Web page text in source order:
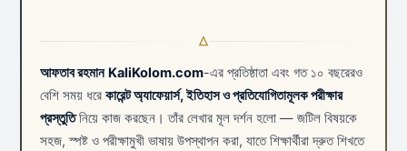
আফতাব রহমান KaliKolom.com-এর প্রতিষ্ঠাতা এবং গত ১০ বছরেরও
বেশি সময় ধরে কারেন্ট অ্যাফেয়ার্স, ইতিহাস ও প্রতিযোগিতামূলক পরীক্ষার
প্রস্তুতিনিয়ে কাজ করছেন। তাঁর লেখার মূল দর্শন হলো — জটিল বিষয়কে
সহজ, স্পষ্ট ও পরীক্ষামুখী ভাষায় উপস্থাপন করা, যাতে শিক্ষার্থীরা দ্রুত শিখতে